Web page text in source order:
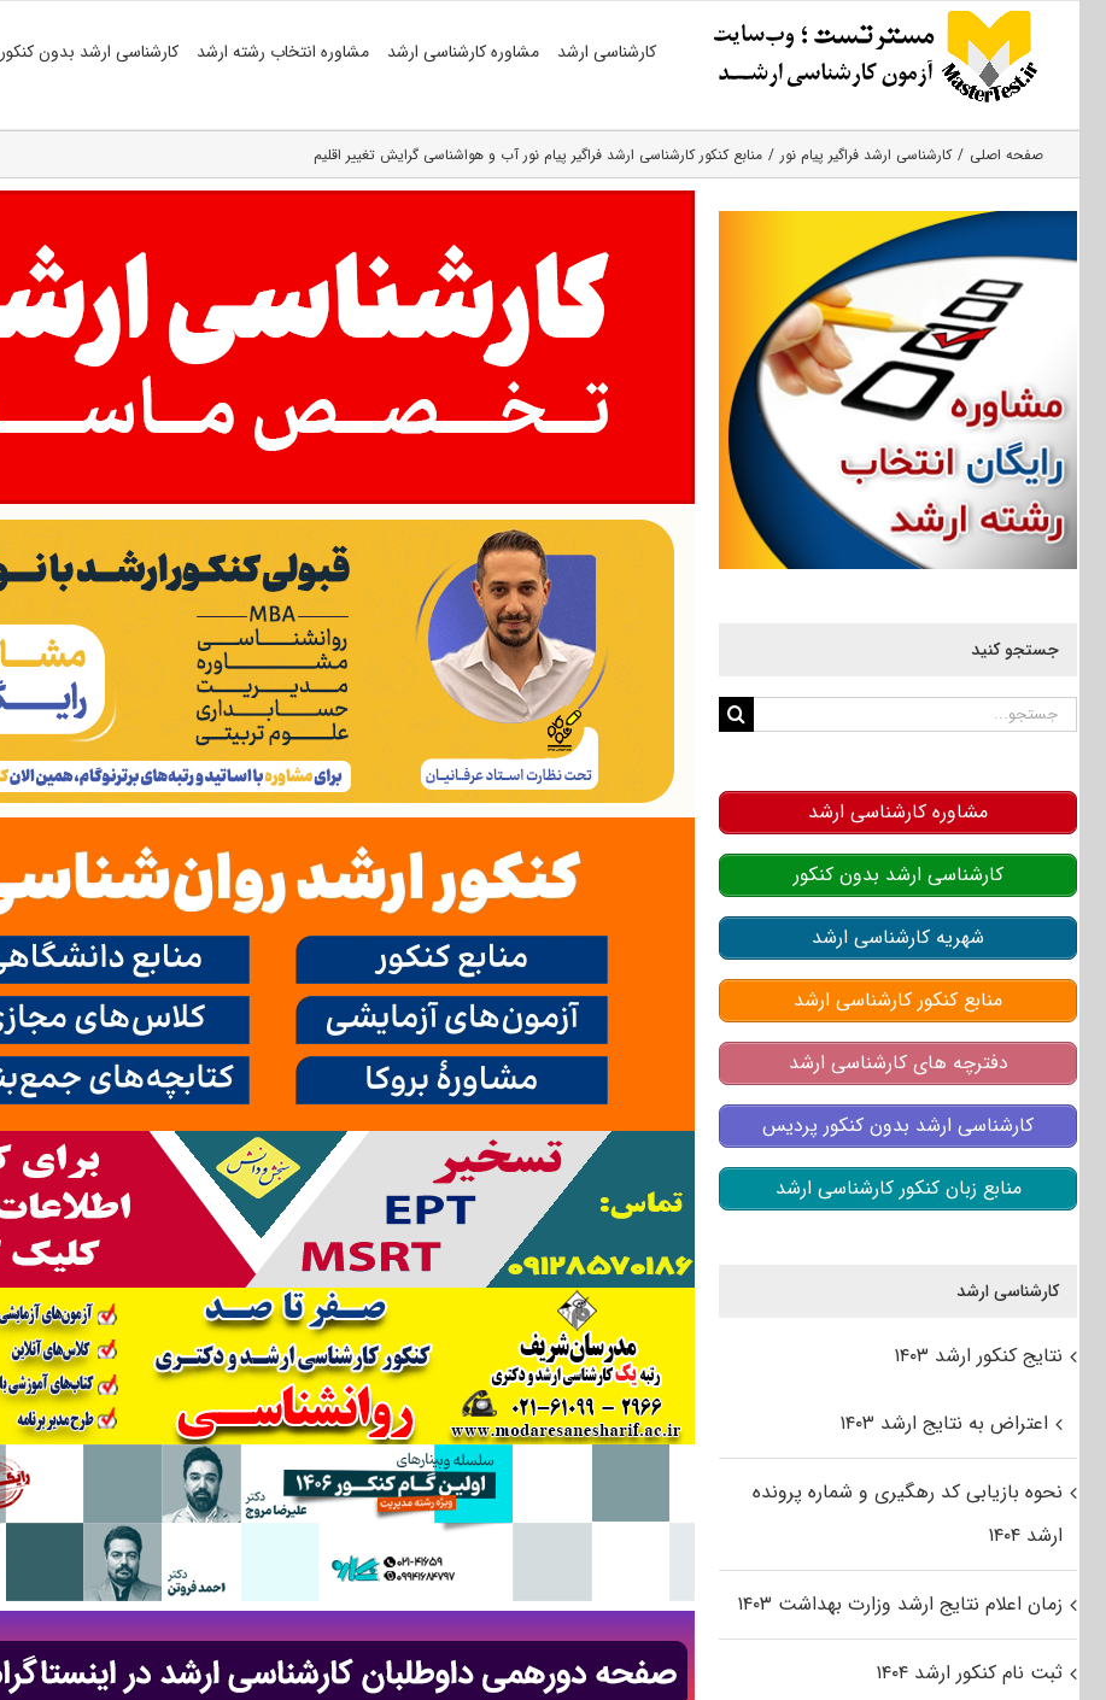
کارشناسی ارشد مشاوره کارشناسی ارشد مشاوره انتخاب رشته ارشد کارشناسی ارشد بدون کنکور
صفحه اصلی کارشناسی ارشد فراگیر پیام نور منابع کنکور کارشناسی ارشد فراگیر پیام نور آب و هواشناسی گرایش تغییر اقلیم
جستجو کنید
جستجو
مشاوره کارشناسی ارشد
کارشناسی ارشد بدون کنکور
شهریه کارشناسی ارشد
منابع کنکور کارشناسی ارشد
دفترچه های کارشناسی ارشد
کارشناسی ارشد بدون کنکور پردیس
منابع زبان کنکور کارشناسی ارشد
کارشناسی ارشد
نتایج کنکور ارشد ۱۴۰۳
اعتراض به نتایج ارشد ۱۴۰۳
نحوه بازیابی کد رهگیری و شماره پرونده
ارشد ۱۴۰۴
زمان اعلام نتایج ارشد وزارت بهداشت ۱۴۰۳
ثبت نام کنکور ارشد ۱۴۰۴